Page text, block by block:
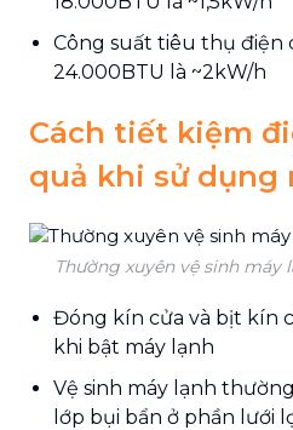
Công suất tiêu thụ điện
24.000BTU là ~2kW/h
Cách tiết kiệm
quả khi sử dụng
Thường xuyên vệ sinh
Đóng kín cửa và bịt kín
khi bật máy lạnh
Vệ sinh máy lạnh
lớp bụi bẩn ở phần lưới